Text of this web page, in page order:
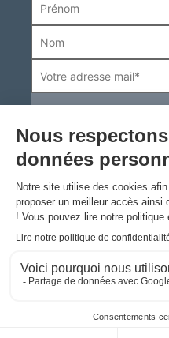
Boutiques
Informations pratiques
Contact